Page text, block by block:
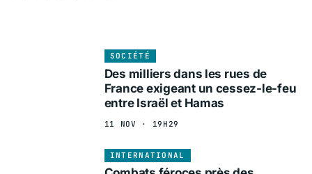
SOCIÉTÉ
Des milliers dans les rues de
France exigeant un cessez-le-feu
entre Israël et Hamas
11 NOV · 19H29
INTERNATIONAL